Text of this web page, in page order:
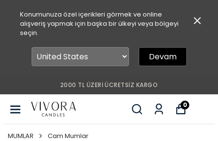
Konumunuza özel içerikleri görmek ve online
alışveriş yapmak için başka bir ülkeyi veya bölgeyi
seçin.
Devam
2000 TL ÜZERİ ÜCRETSİZ KARGO
0
MUMLAR Cam Mumlar